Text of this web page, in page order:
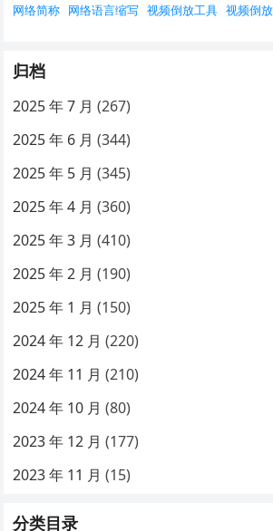
网络简称 网络语言缩写 视频倒放工具 视频倒
归档
2025 年 7 月 (267)
2025 年 6 月 (344)
2025 年 5 月 (345)
2025 年 4 月 (360)
2025 年 3 月 (410)
2025 年 2 月 (190)
2025 年 1 月 (150)
2024 年 12 月 (220)
2024 年 11 月 (210)
2024 年 10 月 (80)
2023 年 12 月 (177)
2023 年 11 月 (15)
分类目录